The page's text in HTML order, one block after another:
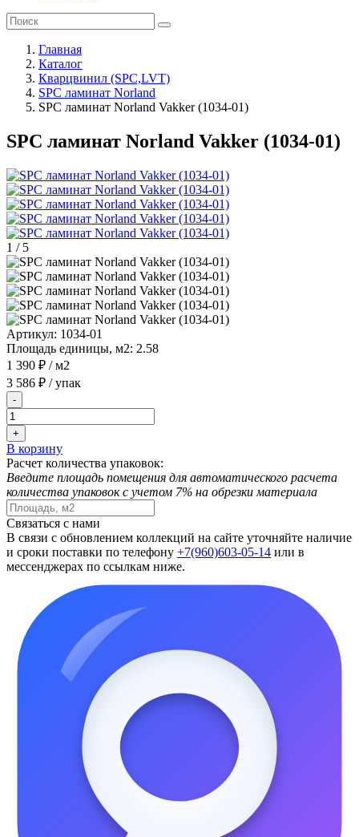
Главная
Каталог
Кварцвинил (SPC,LVT)
SPC ламинат Norland
SPC ламинат Norland Vakker (1034-01)
SPC ламинат Norland Vakker (1034-01)
1 / 5
Артикул: 1034-01
Площадь единицы, м2: 2.58
1 390 ₽ / м2
3 586 ₽ / упак
-
+
В корзину
Расчет количества упаковок:
Введите площадь помещения для автоматического расчета
количества упаковок с учетом 7% на обрезки материала
Связаться с нами
В связи с обновлением коллекций на сайте уточняйте наличие
и сроки поставки по телефону +7(960)603-05-14 или в
мессенджерах по ссылкам ниже.